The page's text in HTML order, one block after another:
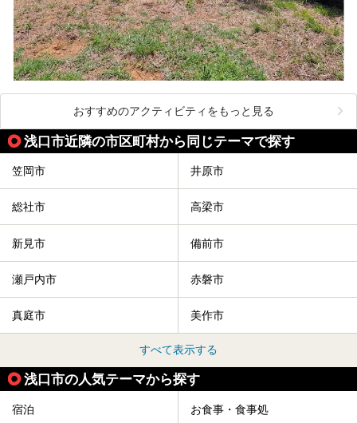
おすすめのアクティビティをもっと見る
浅口市近隣の市区町村から同じテーマで探す
笠岡市 井原市
総社市 高梁市
新見市 備前市
瀬戸内市 赤磐市
真庭市 美作市
すべて表示する
浅口市の人気テーマから探す
宿泊 お食事・食事処